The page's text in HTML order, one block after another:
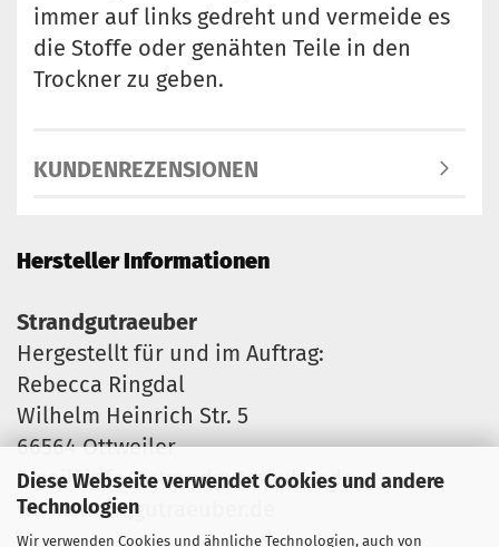
Diese Webseite verwendet Cookies und andere
Technologien
Wir verwenden Cookies und ähnliche Technologien, auch von
immer auf links gedreht und vermeide es
die Stoffe oder genähten Teile in den
Trockner zu geben.
KUNDENREZENSIONEN
Hersteller Informationen
Strandgutraeuber
Hergestellt für und im Auftrag:
Rebecca Ringdal
Wilhelm Heinrich Str. 5
66564 Ottweiler
Email: info@strandgutraeuber.de
www.strandgutraeuber.de